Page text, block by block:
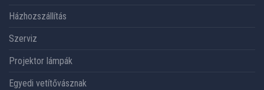
Házhozszállítás
Szerviz
Projektor lámpák
Egyedi vetítővásznak